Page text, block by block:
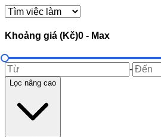
Khoảng giá (Kč)0 - Max
-
Lọc nâng cao